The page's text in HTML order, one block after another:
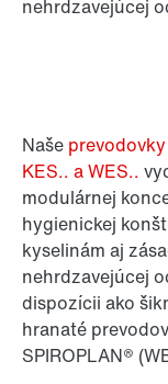
Naše
KES.. a WES..
modulárnej
hygienickej
kyselinám aj
nehrdzavejúcej
dispozícii ako
hranaté
SPIROPLAN®